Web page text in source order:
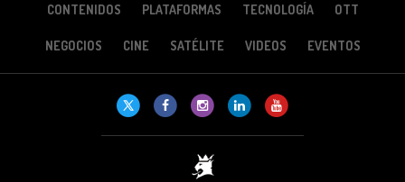
CONTENIDOS PLATAFORMAS TECNOLOGÍA OTT
NEGOCIOS CINE SATÉLITE VIDEOS EVENTOS